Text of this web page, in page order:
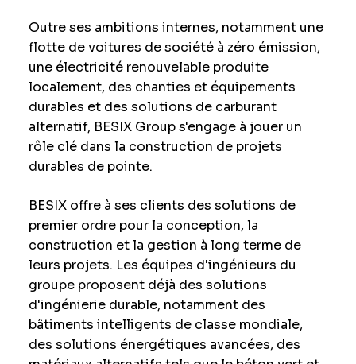
Outre ses ambitions internes, notamment une
flotte de voitures de société à zéro émission,
une électricité renouvelable produite
localement, des chanties et équipements
durables et des solutions de carburant
alternatif, BESIX Group s'engage à jouer un
rôle clé dans la construction de projets
durables de pointe.
BESIX offre à ses clients des solutions de
premier ordre pour la conception, la
construction et la gestion à long terme de
leurs projets. Les équipes d'ingénieurs du
groupe proposent déjà des solutions
d'ingénierie durable, notamment des
bâtiments intelligents de classe mondiale,
des solutions énergétiques avancées, des